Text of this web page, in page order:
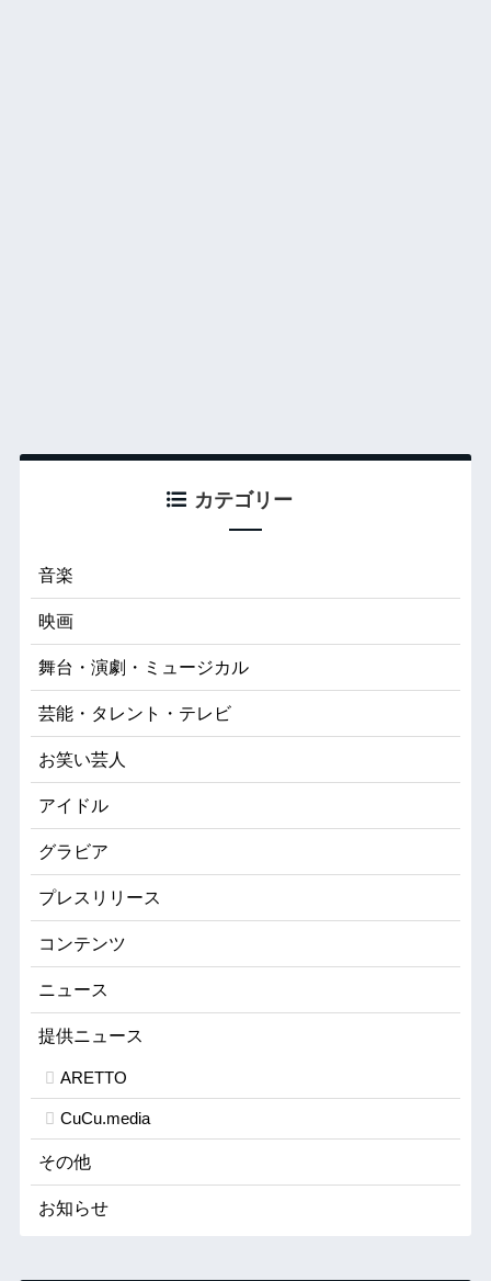
カテゴリー
音楽
映画
舞台・演劇・ミュージカル
芸能・タレント・テレビ
お笑い芸人
アイドル
グラビア
プレスリリース
コンテンツ
ニュース
提供ニュース
ARETTO
CuCu.media
その他
お知らせ